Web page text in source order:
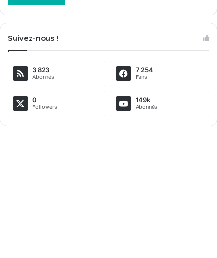
Suivez-nous !
3 823
Abonnés
7 254
Fans
0
Followers
149k
Abonnés